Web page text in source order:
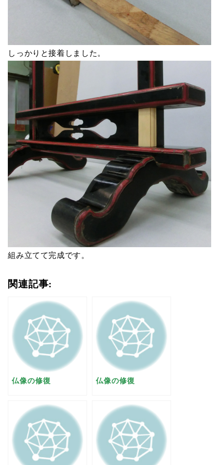
しっかりと接着しました。
組み立てて完成です。
関連記事:
仏像の修復 仏像の修復